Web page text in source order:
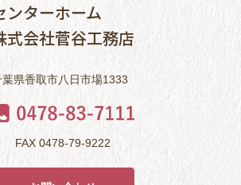
ンターホーム
式会社菅谷工務店
葉県香取市八日市場1333
FAX 0478-79-9222